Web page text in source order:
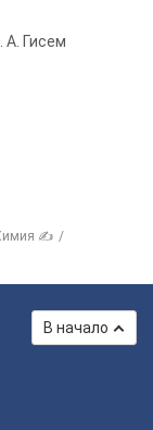
А. Гисем
✍
В начало